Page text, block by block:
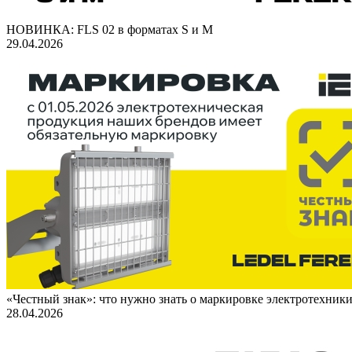
НОВИНКА: FLS 02 в форматах S и M
29.04.2026
«Честный знак»: что нужно знать о маркировке электротехники
28.04.2026